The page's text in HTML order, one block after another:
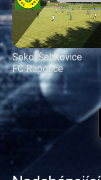
Sokol Šebkovice
FC Rapotice